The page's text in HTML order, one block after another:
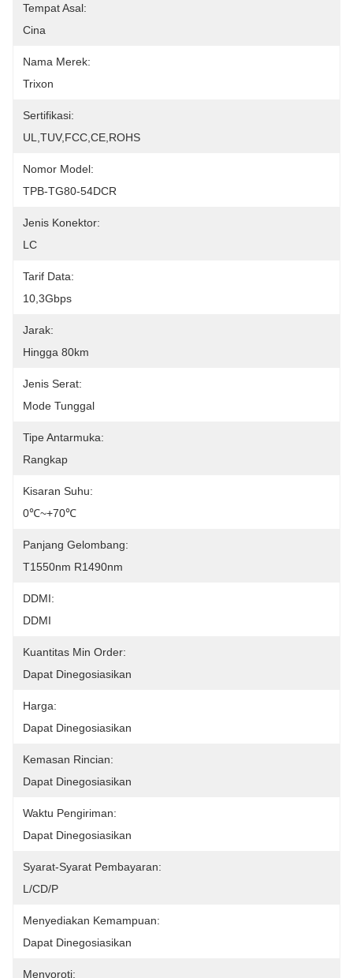
Tempat Asal:
Cina
Nama Merek:
Trixon
Sertifikasi:
UL,TUV,FCC,CE,ROHS
Nomor Model:
TPB-TG80-54DCR
Jenis Konektor:
LC
Tarif Data:
10,3Gbps
Jarak:
Hingga 80km
Jenis Serat:
Mode Tunggal
Tipe Antarmuka:
Rangkap
Kisaran Suhu:
0℃~+70℃
Panjang Gelombang:
T1550nm R1490nm
DDMI:
DDMI
Kuantitas Min Order:
Dapat Dinegosiasikan
Harga:
Dapat Dinegosiasikan
Kemasan Rincian:
Dapat Dinegosiasikan
Waktu Pengiriman:
Dapat Dinegosiasikan
Syarat-Syarat Pembayaran:
L/CD/P
Menyediakan Kemampuan:
Dapat Dinegosiasikan
Menyoroti: